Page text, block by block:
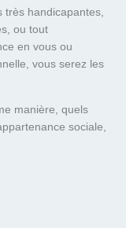
très handicapantes,
ou tout
en vous ou
vous serez les
manière, quels
sociale,